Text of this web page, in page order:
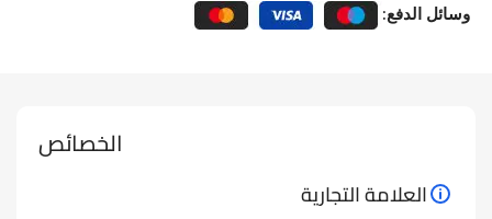
وسائل الدفع:
الخصائص
العلامة التجارية